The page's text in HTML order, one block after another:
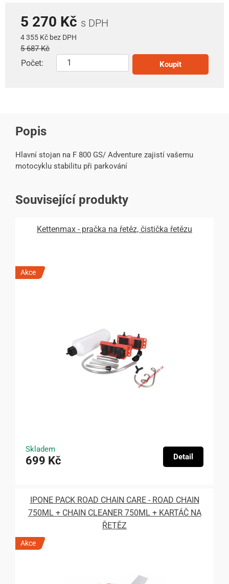
5 270 Kč s DPH
4 355 Kč bez DPH
5 687 Kč
Počet: Koupit
Popis
Hlavní stojan na F 800 GS/ Adventure zajistí vašemu
motocyklu stabilitu při parkování
Související produkty
Kettenmax - pračka na řetěz, čistička řetězu
Akce
Skladem
699 Kč Detail
IPONE PACK ROAD CHAIN CARE - ROAD CHAIN
750ML + CHAIN CLEANER 750ML + KARTÁČ NA
ŘETĚZ
Akce